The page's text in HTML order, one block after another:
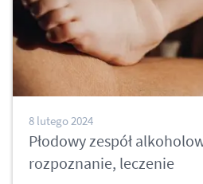
8 lutego 2024
Płodowy zespół
rozpoznanie, leczenie